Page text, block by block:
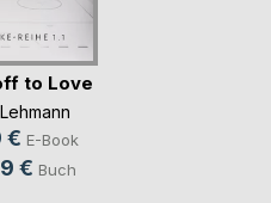
to Love
€ E-Book
€ Buch